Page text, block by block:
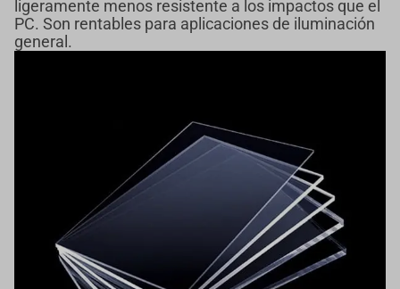
ligeramente menos resistente a los impactos que el
PC. Son rentables para aplicaciones de iluminación
general.